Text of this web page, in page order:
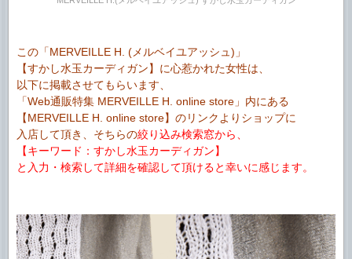
この「MERVEILLE H. (メルベイユアッシュ)」
【すかし水玉カーディガン】に心惹かれた女性は、
以下に掲載させてもらいます、
「Web通販特集 MERVEILLE H. online store」内にある
【MERVEILLE H. online store】のリンクよりショップに
入店して頂き、そちらの絞り込み検索窓から、
【キーワード：すかし水玉カーディガン】
と入力・検索して詳細を確認して頂けると幸いに感じます。